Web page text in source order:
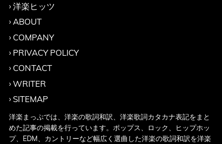
洋楽ヒッツ
ABOUT
COMPANY
PRIVACY POLICY
CONTACT
WRITER
SITEMAP
洋楽まっぷでは、洋楽の歌詞和訳、洋楽歌詞カタカナ表記をまと
めた記事の掲載を行っています。ポップス、ロック、ヒップホッ
プ、EDM、カントリーなど幅広く選曲した洋楽の歌詞和訳を洋楽